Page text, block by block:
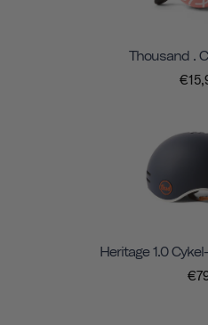
Thousand .
Heritage 1.0